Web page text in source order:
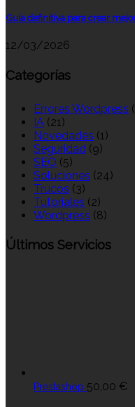
Guía definitiva para crear
12/03/2026
Categorías
Errores Wordpress
IA (21)
Novedades (1)
Seguridad (9)
SEO (5)
Soluciones (24)
Trucos (3)
Tutoriales (2)
Wordpress (8)
Últimos Servicios
Prestashop 50,00 €